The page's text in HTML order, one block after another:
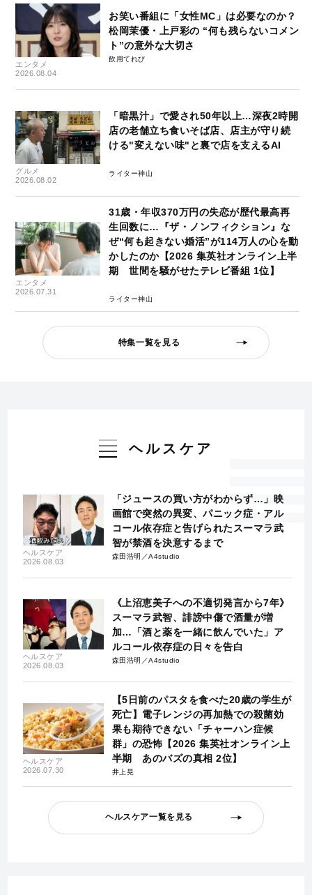
エンタメ
2026.08.04
お笑い番組に「女性MC」は必要なのか？
松岡茉優・上戸彩の “何も残らないコメン
ト”の意外な大切さ
飲用てれび
グルメ
2026.08.02
「暗黒汁」で愛され50年以上…深夜2時開
店の老舗立ち食いそば店、店主が守り続
ける"変えない味"と裏で店を支えるAI
ライター神山
エンタメ
2026.07.31
31歳・年収370万円の失恋が歴代最高再
生回数に…『ザ・ノンフィクション』な
ぜ“何も起きない婚活”が114万人の心を動
かしたのか【2026 集英社オンライン上半
期 世間を騒がせたテレビ番組 1位】
ライター神山
特集一覧を見る
ヘルスケア
ヘルスケア
2026.08.03
「ジュースの買い方がわからず…」映
画館で突然の異変、パニック症・アル
コール依存症と告げられたスーマラ武
智が禁酒を決意するまで
森田浩明／A4studio
ヘルスケア
2026.08.03
《上沼恵美子への不適切発言から7年》
スーマラ武智、誹謗中傷で酒量が増
加…「酒と薬を一緒に飲んでいた」ア
ルコール依存症の日々を告白
森田浩明／A4studio
ヘルスケア
2026.07.30
【5日前のパスタを食べた20歳の学生が
死亡】電子レンジの再加熱での殺菌効
果も期待できない「チャーハン症候
群」の恐怖【2026 集英社オンライン上
半期 あのバズの真相 2位】
井上晃
ヘルスケア一覧を見る